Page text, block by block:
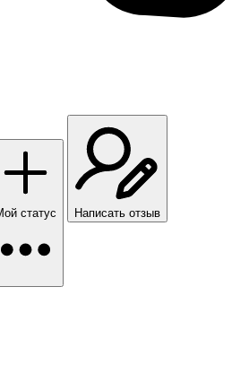
статус Написать отзыв